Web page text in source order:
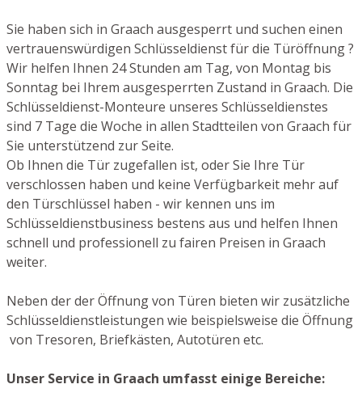
Sie haben sich in Graach ausgesperrt und suchen einen
vertrauenswürdigen Schlüsseldienst für die Türöffnung ?
Wir helfen Ihnen 24 Stunden am Tag, von Montag bis
Sonntag bei Ihrem ausgesperrten Zustand in Graach. Die
Schlüsseldienst-Monteure unseres Schlüsseldienstes
sind 7 Tage die Woche in allen Stadtteilen von Graach für
Sie unterstützend zur Seite.
Ob Ihnen die Tür zugefallen ist, oder Sie Ihre Tür
verschlossen haben und keine Verfügbarkeit mehr auf
den Türschlüssel haben - wir kennen uns im
Schlüsseldienstbusiness bestens aus und helfen Ihnen
schnell und professionell zu fairen Preisen in Graach
weiter.
Neben der der Öffnung von Türen bieten wir zusätzliche
Schlüsseldienstleistungen wie beispielsweise die Öffnung
von Tresoren, Briefkästen, Autotüren etc.
Unser Service in Graach umfasst einige Bereiche: